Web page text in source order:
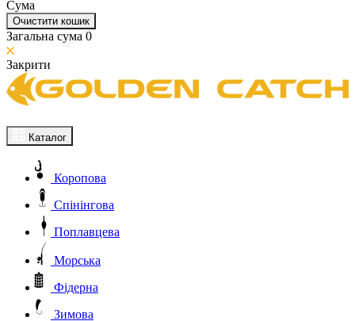
Сума
Очистити кошик
Загальна сума 0
Закрити
Каталог
Коропова
Спінінгова
Поплавцева
Морська
Фідерна
Зимова